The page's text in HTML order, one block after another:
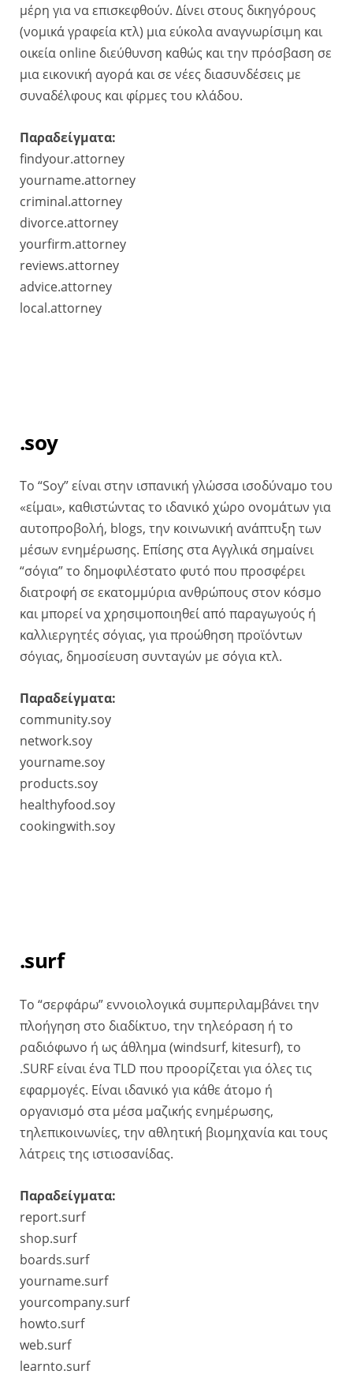
μέρη για να επισκεφθούν. Δίνει στους δικηγόρους
(νομικά γραφεία κτλ) μια εύκολα αναγνωρίσιμη και
οικεία online διεύθυνση καθώς και την πρόσβαση σε
μια εικονική αγορά και σε νέες διασυνδέσεις με
συναδέλφους και φίρμες του κλάδου.
Παραδείγματα:
findyour.attorney
yourname.attorney
criminal.attorney
divorce.attorney
yourfirm.attorney
reviews.attorney
advice.attorney
local.attorney
.soy
Το “Soy” είναι στην ισπανική γλώσσα ισοδύναμο του
«είμαι», καθιστώντας το ιδανικό χώρο ονομάτων για
αυτοπροβολή, blogs, την κοινωνική ανάπτυξη των
μέσων ενημέρωσης. Eπίσης στα Αγγλικά σημαίνει
“σόγια” το δημοφιλέστατο φυτό που προσφέρει
διατροφή σε εκατομμύρια ανθρώπους στον κόσμο
και μπορεί να χρησιμοποιηθεί από παραγωγούς ή
καλλιεργητές σόγιας, για προώθηση προϊόντων
σόγιας, δημοσίευση συνταγών με σόγια κτλ.
Παραδείγματα:
community.soy
network.soy
yourname.soy
products.soy
healthyfood.soy
cookingwith.soy
.surf
Το “σερφάρω” εννοιολογικά συμπεριλαμβάνει την
πλοήγηση στο διαδίκτυο, την τηλεόραση ή το
ραδιόφωνο ή ως άθλημα (windsurf, kitesurf), το
.SURF είναι ένα TLD που προορίζεται για όλες τις
εφαρμογές. Είναι ιδανικό για κάθε άτομο ή
οργανισμό στα μέσα μαζικής ενημέρωσης,
τηλεπικοινωνίες, την αθλητική βιομηχανία και τους
λάτρεις της ιστιοσανίδας.
Παραδείγματα:
report.surf
shop.surf
boards.surf
yourname.surf
yourcompany.surf
howto.surf
web.surf
learnto.surf